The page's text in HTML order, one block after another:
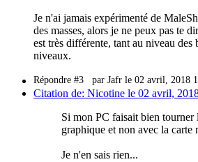
Je n'ai jamais expérimenté de
des masses, alors je ne peux pas te
est très différente, tant au niveau des
niveaux.
Répondre #3 par Jafr le 02 avril, 2018
Citation de: Nicotine le 02 avril,
Si mon PC faisait bien tourner
graphique et non avec la carte
Je n'en sais rien...